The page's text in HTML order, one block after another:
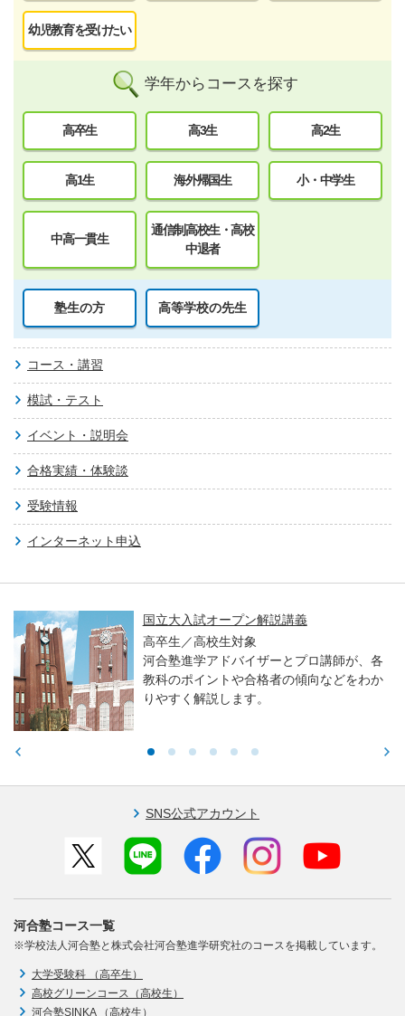
幼児教育を受けたい
学年からコースを探す
高卒生 高3生 高2生
高1生 海外帰国生 小・中学生
中高一貫生
通信制高校生・高校
中退者
塾生の方 高等学校の先生
コース・講習
模試・テスト
イベント・説明会
合格実績・体験談
受験情報
インターネット申込
国立大入試オープン解説講義
高卒生／高校生対象
河合塾進学アドバイザーとプロ講師が、各
教科のポイントや合格者の傾向などをわか
りやすく解説します。
SNS公式アカウント
河合塾コース一覧
※学校法人河合塾と株式会社河合塾進学研究社のコースを掲載しています。
大学受験科 （高卒生）
高校グリーンコース（高校生）
河合塾SINKA （高校生）